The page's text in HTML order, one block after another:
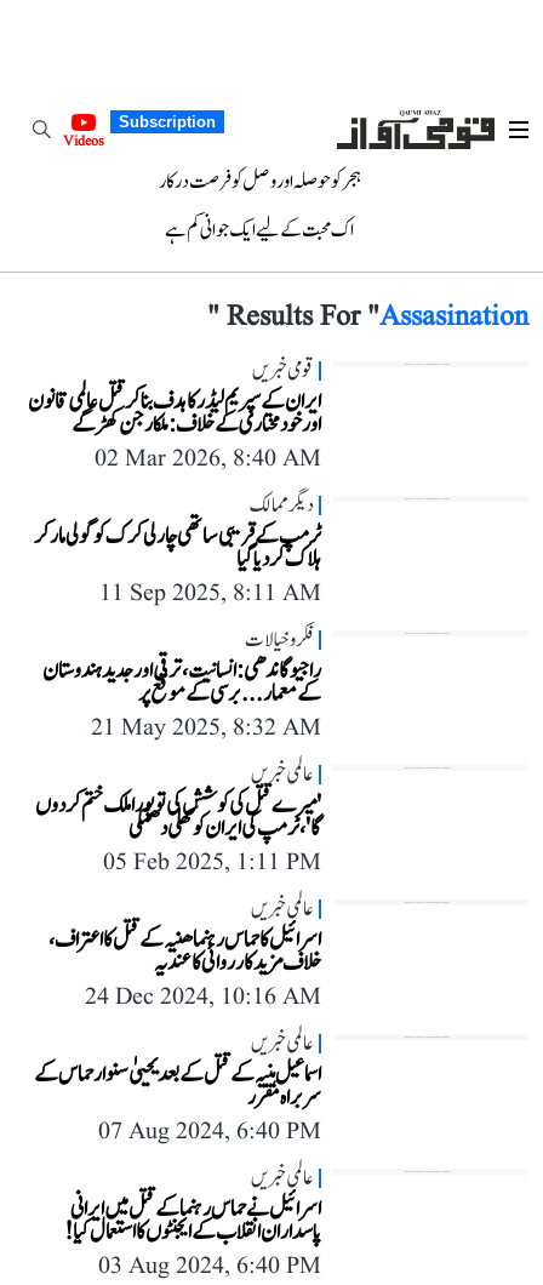
Subscription
Videos
ہجر کو حوصلہ اور وصل کو فرصت درکار
اک محبت کے لیے ایک جوانی کم ہے
Results For "Assasination
"
قومی خبریں
ایران کے سپریم لیڈر کا ہدف بنا کر قتل عالمی قانون
اور خودمختاری کے خلاف: ملکارجن کھڑگے
02 Mar 2026, 8:40 AM
دیگر ممالک
ٹرمپ کے قریبی ساتھی چارلی کرک کو گولی مار کر
ہلاک کر دیا گیا
11 Sep 2025, 8:11 AM
فکر و خیالات
راجیو گاندھی: انسانیت، ترقی اور جدید ہندوستان
کے معمار...برسی کے موقع پر
21 May 2025, 8:32 AM
عالمی خبریں
'میرے قتل کی کوشش کی تو پورا ملک ختم کر دوں
گا'، ٹرمپ کی ایران کو کھلی دھمکی
05 Feb 2025, 1:11 PM
عالمی خبریں
اسرائیل کا حماس رہنما ھنیہ کے قتل کا اعتراف،
خلاف مزید کارروائی کا عندیہ
24 Dec 2024, 10:16 AM
عالمی خبریں
اسماعیل ہنیہ کے قتل کے بعد یحییٰ سنوار حماس کے
سربراہ مقرر
07 Aug 2024, 6:40 PM
عالمی خبریں
اسرائیل نے حماس رہنما کے قتل میں ایرانی
پاسداران انقلاب کے ایجنٹوں کا استعمال کیا!
03 Aug 2024, 6:40 PM